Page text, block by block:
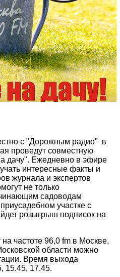
с "Дорожным радио" в
проведут совместную
дачу". Ежедневно в эфире
интересные факты и
журнала и экспертов
не только
садоводам
участке с
розыгрыш подписок на
частоте 96,0 fm в Москве,
области можно
. Время выхода
15.45, 17.45.